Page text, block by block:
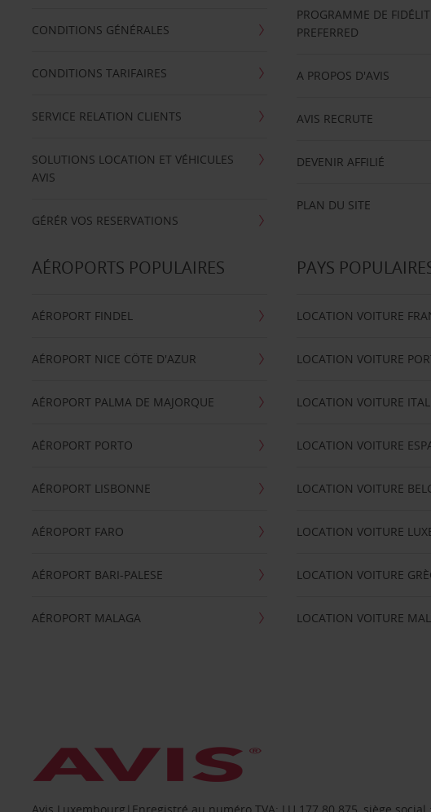
CONDITIONS GÉNÉRALES
CONDITIONS TARIFAIRES
SERVICE RELATION CLIENTS
SOLUTIONS LOCATION ET VÉHICULES
AVIS
GÉRÉR VOS RESERVATIONS
PROGRAMME DE
PREFERRED
A PROPOS D'AVIS
AVIS RECRUTE
DEVENIR AFFILIÉ
PLAN DU SITE
AÉROPORTS POPULAIRES
AÉROPORT FINDEL
AÉROPORT NICE CÖTE D'AZUR
AÉROPORT PALMA DE MAJORQUE
AÉROPORT PORTO
AÉROPORT LISBONNE
AÉROPORT FARO
AÉROPORT BARI-PALESE
AÉROPORT MALAGA
PAYS
LOCATION VOITURE
LOCATION VOITURE
LOCATION VOITURE
LOCATION VOITURE
LOCATION VOITURE
LOCATION VOITURE
LOCATION VOITURE
LOCATION VOITURE